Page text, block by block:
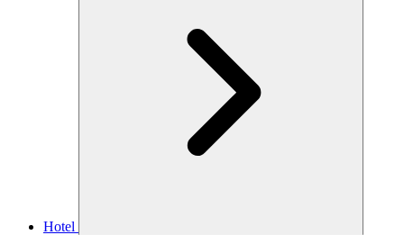
Hotel